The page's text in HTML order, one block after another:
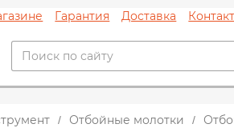
Гарантия Доставка
Отбойные молотки